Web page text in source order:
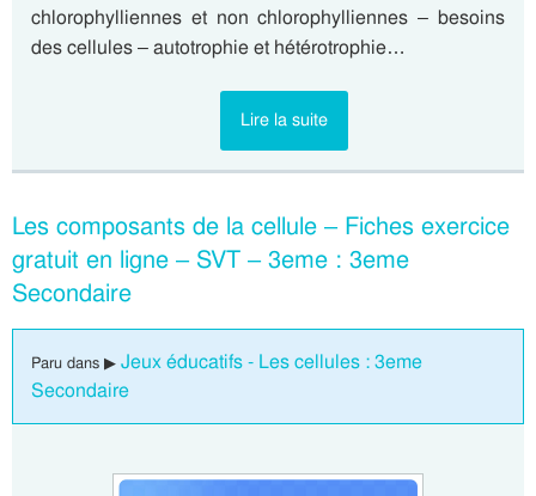
chlorophylliennes et non chlorophylliennes – besoins
des cellules – autotrophie et hétérotrophie…
Lire la suite
Les composants de la cellule – Fiches exercice
gratuit en ligne – SVT – 3eme : 3eme
Secondaire
Paru dans ▶ Jeux éducatifs - Les cellules : 3eme
Secondaire